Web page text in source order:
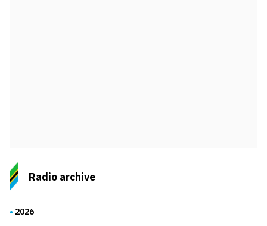
Radio archive
2026